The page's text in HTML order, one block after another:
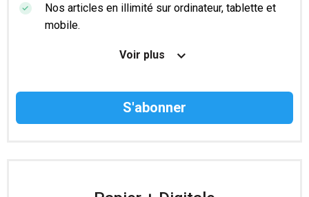
Nos articles en illimité sur ordinateur, tablette et
mobile.
Le magazine TelQuel en numérique avant la sortie
Des informations confidentielles résérvées aux
Voir plus